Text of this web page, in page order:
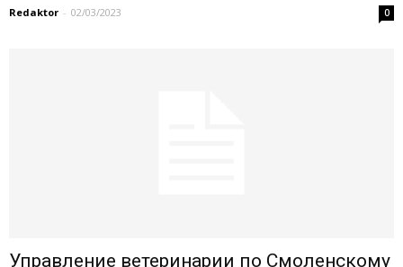
Redaktor - 02/03/2023 0
Управление ветеринарии по Смоленскому